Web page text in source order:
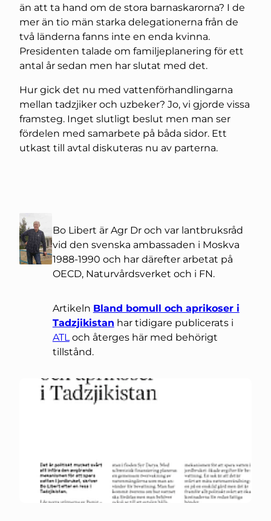
än att ta hand om de stora barnaskarorna? I de
mer än tio män starka delegationerna från de
två länderna fanns inte en enda kvinna.
Presidenten talade om familjeplanering för ett
antal år sedan men har slutat med det.
Hur gick det nu med vattenförhandlingarna
mellan tadzjiker och uzbeker? Jo, vi gjorde vissa
framsteg. Inget slutligt beslut men man ser
fördelen med samarbete på båda sidor. Ett
utkast till avtal diskuteras nu av parterna.
Bo Libert är Agr Dr och var lantbruksråd
vid den svenska ambassaden i Moskva
1988-1990 och har därefter arbetat på
OECD, Naturvårdsverket och i FN.
Artikeln Bland bomull och aprikoser i
Tadzjikistan har tidigare publicerats i
ATL och återges här med behörigt
tillstånd.